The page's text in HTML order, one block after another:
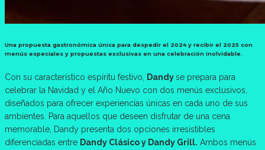
Una propuesta gastronómica única para despedir el 2024 y recibir el 2025 con
menús especiales y propuestas exclusivas en una celebración inolvidable.
Con su característico espíritu festivo, Dandyse prepara para
celebrar la Navidad y el Año Nuevo con dos menús exclusivos,
diseñados para ofrecer experiencias únicas en cada uno de sus
ambientes. Para aquellos que deseen disfrutar de una cena
memorable, Dandy presenta dos opciones irresistibles
diferenciadas entre Dandy Clásico y Dandy Grill. Ambos menús